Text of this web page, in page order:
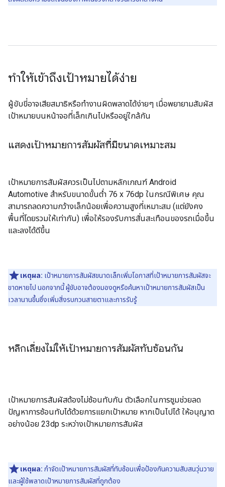
ทำให้เข้าถึงเป้าหมายได้ง่าย
ผู้ขับขี่อาจเสียสมาธิหรือทำงานผิดพลาดได้ง่ายๆ เมื่อพยายามสัมผัส
เป้าหมายบนหน้าจอที่เล็กเกินไปหรืออยู่ใกล้กัน
แสดงเป้าหมายการสัมผัสที่มีขนาดเหมาะสม
เป้าหมายการสัมผัสควรเป็นไปตามหลักเกณฑ์ Android
Automotive สำหรับขนาดขั้นต่ำ 76 x 76dp ในกรณีพิเศษ คุณ
สามารถลดความกว้างเล็กน้อยเพื่อความสูงที่เหมาะสม (แต่ยังคง
พื้นที่โดยรวมให้เท่ากัน) เพื่อให้รองรับการสั่นสะเทือนของรถเมื่อขึ้น
และลงได้ดีขึ้น
เหตุผล: เป้าหมายการสัมผัสขนาดเล็กเพิ่มโอกาสที่เป้าหมายการสัมผัสจะ
ขาดหายไป นอกจากนี้ ผู้ขับอาจต้องมองดูหรือค้นหาเป้าหมายการสัมผัสเป็น
เวลานานขึ้นซึ่งเพิ่มสิ่งรบกวนสายตาและการรับรู้
หลีกเลี่ยงไม่ให้เป้าหมายการสัมผัสทับซ้อนกัน
เป้าหมายการสัมผัสต้องไม่ซ้อนทับกัน ตัวเลือกในการซูมช่วยลด
ปัญหาการซ้อนทับได้ด้วยการแยกเป้าหมาย หากเป็นไปได้ ให้อนุญาต
อย่างน้อย 23dp ระหว่างเป้าหมายการสัมผัส
เหตุผล: กำจัดเป้าหมายการสัมผัสที่ทับซ้อนเพื่อป้องกันความสับสนวุ่นวาย
และผู้ใช้พลาดเป้าหมายการสัมผัสที่ถูกต้อง